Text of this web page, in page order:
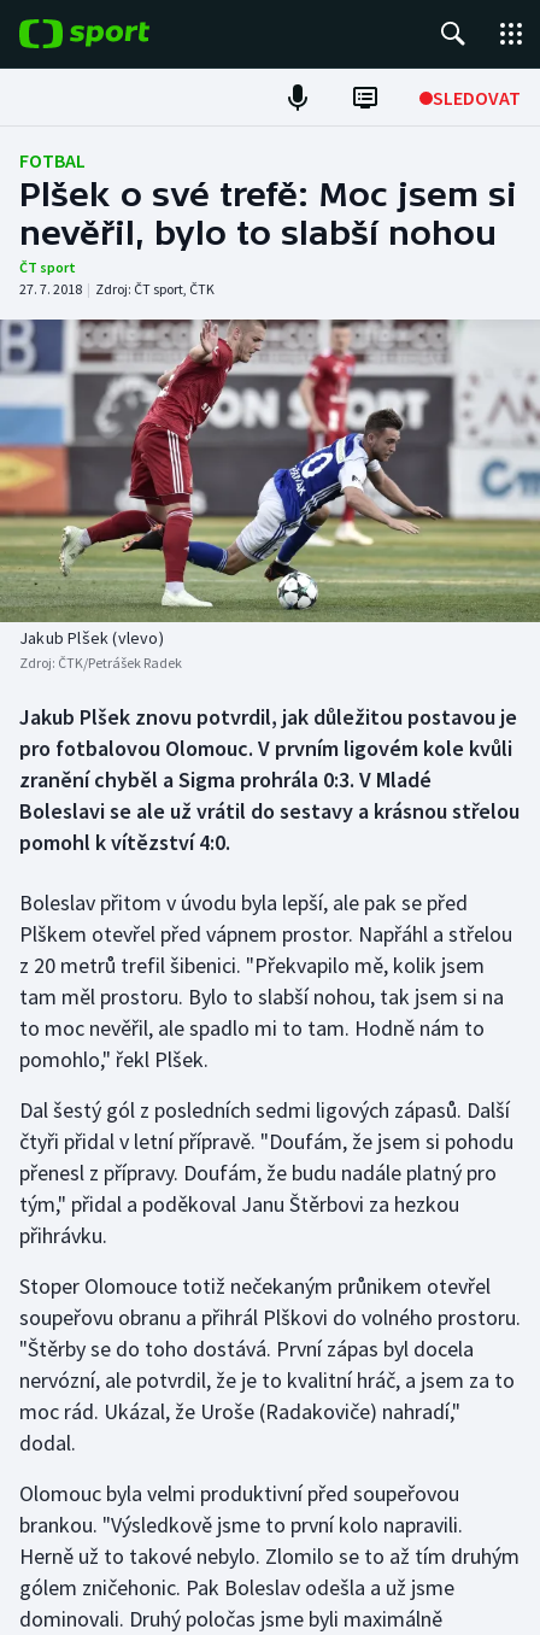
SLEDOVAT
Fotbal
Hokej
Tenis
Atletika
Cyklistika
DALŠÍ SPORTY
Americký fotbal
Baseball a softbal
Basketbal
Biatlon
Boby a skeleton
Box
Curling
Dostihy
Florbal
Futsal
Gymnastika
Házená
Judo
Krasobruslení
Lezení
Lyže a snowboard
Moderní pětiboj
Motorsport
NEPŘEHLÉDNĚTE
Soutěže
Historické návraty
Aplikace ČT sport
AZ kvíz
FOTBAL
Plšek o své trefě: Moc jsem si
nevěřil, bylo to slabší nohou
ČT sport
27. 7. 2018 | Zdroj: ČT sport, ČTK
Jakub Plšek (vlevo)
Zdroj: ČTK/Petrášek Radek
Jakub Plšek znovu potvrdil, jak důležitou postavou je
pro fotbalovou Olomouc. V prvním ligovém kole kvůli
zranění chyběl a Sigma prohrála 0:3. V Mladé
Boleslavi se ale už vrátil do sestavy a krásnou střelou
pomohl k vítězství 4:0.
Boleslav přitom v úvodu byla lepší, ale pak se před
Plškem otevřel před vápnem prostor. Napřáhl a střelou
z 20 metrů trefil šibenici. "Překvapilo mě, kolik jsem
tam měl prostoru. Bylo to slabší nohou, tak jsem si na
to moc nevěřil, ale spadlo mi to tam. Hodně nám to
pomohlo," řekl Plšek.
Dal šestý gól z posledních sedmi ligových zápasů. Další
čtyři přidal v letní přípravě. "Doufám, že jsem si pohodu
přenesl z přípravy. Doufám, že budu nadále platný pro
tým," přidal a poděkoval Janu Štěrbovi za hezkou
přihrávku.
Stoper Olomouce totiž nečekaným průnikem otevřel
soupeřovu obranu a přihrál Plškovi do volného prostoru.
"Štěrby se do toho dostává. První zápas byl docela
nervózní, ale potvrdil, že je to kvalitní hráč, a jsem za to
moc rád. Ukázal, že Uroše (Radakoviče) nahradí,"
dodal.
Olomouc byla velmi produktivní před soupeřovou
brankou. "Výsledkově jsme to první kolo napravili.
Herně už to takové nebylo. Zlomilo se to až tím druhým
gólem zničehonic. Pak Boleslav odešla a už jsme
dominovali. Druhý poločas jsme byli maximálně